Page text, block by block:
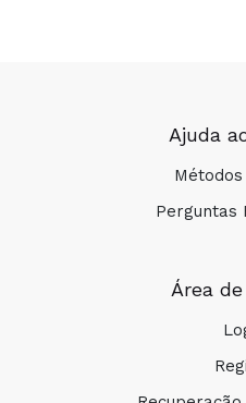
Ajuda
Perguntas
Área